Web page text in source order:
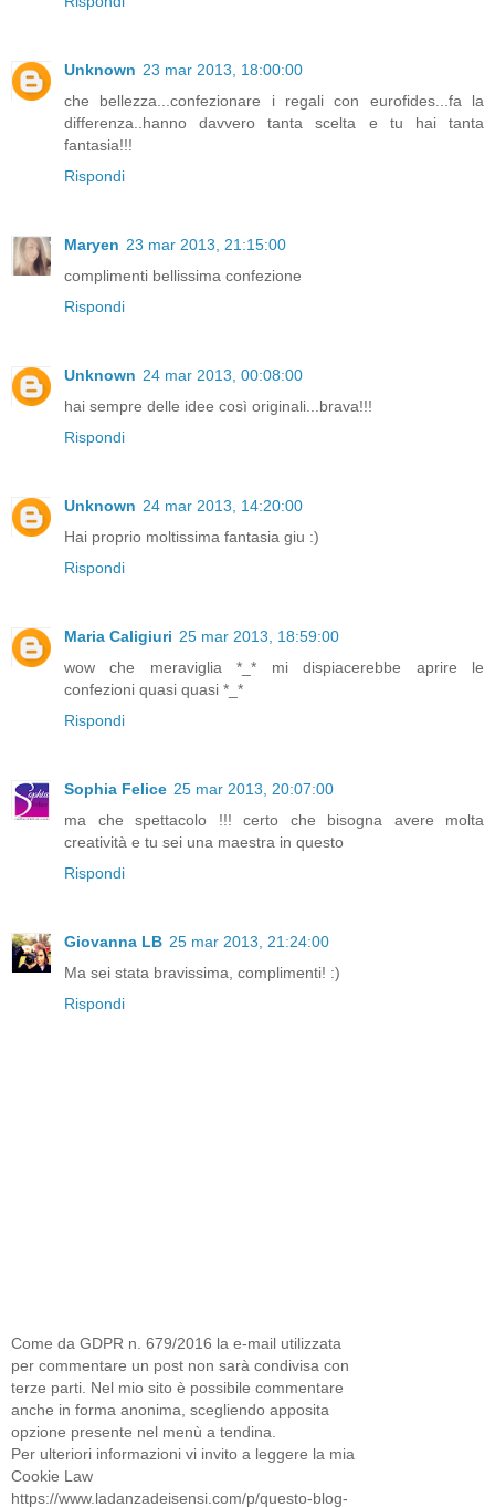
Unknown 23 mar 2013, 18:00:00
che bellezza...confezionare i regali con eurofides...fa la
differenza..hanno davvero tanta scelta e tu hai tanta
fantasia!!!
Rispondi
Maryen 23 mar 2013, 21:15:00
complimenti bellissima confezione
Rispondi
Unknown 24 mar 2013, 00:08:00
hai sempre delle idee così originali...brava!!!
Rispondi
Unknown 24 mar 2013, 14:20:00
Hai proprio moltissima fantasia giu :)
Rispondi
Maria Caligiuri 25 mar 2013, 18:59:00
wow che meraviglia *_* mi dispiacerebbe aprire le
confezioni quasi quasi *_*
Rispondi
Sophia Felice 25 mar 2013, 20:07:00
ma che spettacolo !!! certo che bisogna avere molta
creatività e tu sei una maestra in questo
Rispondi
Giovanna LB 25 mar 2013, 21:24:00
Ma sei stata bravissima, complimenti! :)
Rispondi
Come da GDPR n. 679/2016 la e-mail utilizzata
per commentare un post non sarà condivisa con
terze parti. Nel mio sito è possibile commentare
anche in forma anonima, scegliendo apposita
opzione presente nel menù a tendina.
Per ulteriori informazioni vi invito a leggere la mia
Cookie Law
https://www.ladanzadeisensi.com/p/questo-blog-